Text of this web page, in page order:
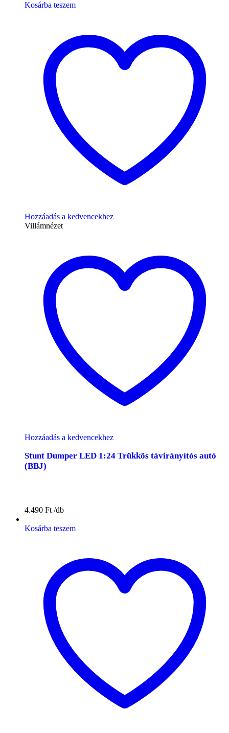
Kosárba teszem
Hozzáadás a kedvencekhez
Villámnézet
Hozzáadás a kedvencekhez
Stunt Dumper LED 1:24 Trükkös távirányítós autó
(BBJ)
4.490 Ft
Kosárba teszem